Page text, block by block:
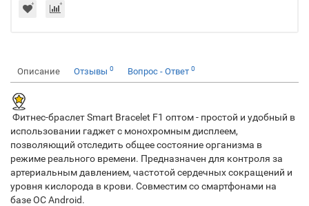
Описание Отзывы 0 Вопрос - Ответ 0
Фитнес-браслет Smart Bracelet F1 оптом - простой и удобный в
использовании гаджет с монохромным дисплеем,
позволяющий отследить общее состояние организма в
режиме реального времени. Предназначен для контроля за
артериальным давлением, частотой сердечных сокращений и
уровня кислорода в крови. Совместим со смартфонами на
базе ОС Android.